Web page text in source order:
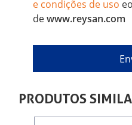
e condições de uso eo
dewww.reysan.com
PRODUTOS